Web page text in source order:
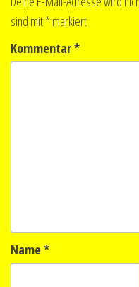
sind mit* markiert
Kommentar*
Name *